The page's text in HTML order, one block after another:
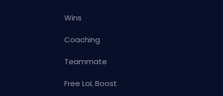
Wins
Coaching
Teammate
Free LoL Boost